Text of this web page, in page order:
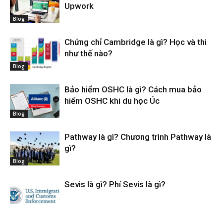
Blog
Upwork
Blog
Chứng chỉ Cambridge là gì? Học và thi
như thế nào?
Blog
Bảo hiểm OSHC là gì? Cách mua bảo
hiểm OSHC khi du học Úc
Blog
Pathway là gì? Chương trình Pathway là
gì?
Sevis là gì? Phí Sevis là gì?